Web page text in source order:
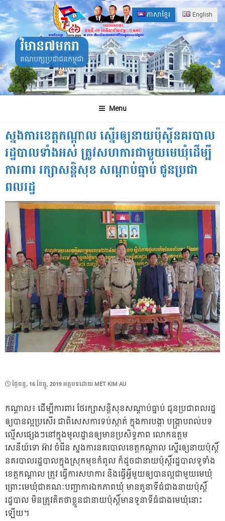
Skip
to
content
ភាសាខ្មែរ English
វិមាន៧មករា
គណបក្សប្រជាជនកម្ពុជា
Menu
ស្នងការ​ខេត្ដកណ្ដាល​ ស្នើរ​ឲ្យ​នាយ​ប៉ុស្ដិ៍​នគរបាល​
រដ្ឋបាល​ទាំងអស់​ ត្រូវ​សហការ​ជាមួយ​មេឃុំ​ដើម្បី​
ការពារ​ រក្សា​សន្ដិសុខ​ សណ្ដាប់ធ្នាប់​ ជូន​ប្រជា
ពលរដ្ឋ​
POSTED
ថ្ងៃ​ចន្ទ, 16 ខែ​ធ្នូ, 2019អត្ថបទដោយ MET KIM AU
កណ្ដាល​៖​ ដើម្បី​ការពារ​ ថែរក្សា​សន្ដិសុខ​សណ្ដាប់ធ្នាប់​ ជូន​ប្រជាពលរដ្ឋ​
ឲ្យ​បាន​ល្អ​ប្រសើរ​ ជា​ពិសេស​ការ​ទប់ស្កាត់​ ក្នុង​ការ​បង្កា​ បង្ក្រាប​រាល់​បទ
ល្មើស​ផ្សេងៗ​នៅ​ក្នុង​មូលដ្ឋាន​ឲ្យ​មាន​ប្រសិទ្ធភាព​ លោក​ឧត្ដម
សេនីយ៍ទោ​ អ៊ា​វ​ ចំរើន​ ស្នងការ​នគរបាល​ខេត្ដកណ្ដាល​ ស្នើរ​ឲ្យ​នាយ​ប៉ុស្ដិ៍​
នគរបាល​រដ្ឋបាល​ក្នុងស្រុក​មុខកំពូល​ ក៏​ដូច​ជា​នាយ​ប៉ុស្ដិ៍​រដ្ឋបាល​ទូ​ទាំង​
ខេត្ដកណ្ដាល​ ត្រូវ​ ធ្វើការ​សហការ​ និង​ធ្វើ​អ្វីមួយ​ឲ្យ​បាន​ល្អជា​មួយ​មេឃុំ​
ព្រោះ​មេឃុំ​ជា​គណៈ​បញ្ជាការ​ឯកភាព​ឃុំ​ មាន​តួនាទី​ធំ​ជាង​នាយ​ប៉ុស្ដិ៍​
រដ្ឋបាល​ មិន​ត្រូវ​គិត​ថា​ខ្លួន​ជា​នាយ​ប៉ុស្ដិ៍​មាន​ទួ​នាទី​ធំ​ជាង​មេឃុំ​នោះ​
ឡើយ​។​